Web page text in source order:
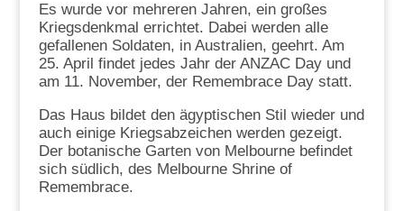
Es wurde vor mehreren Jahren, ein großes
Kriegsdenkmal errichtet. Dabei werden alle
gefallenen Soldaten, in Australien, geehrt. Am
25. April findet jedes Jahr der ANZAC Day und
am 11. November, der Remembrace Day statt.
Das Haus bildet den ägyptischen Stil wieder und
auch einige Kriegsabzeichen werden gezeigt.
Der botanische Garten von Melbourne befindet
sich südlich, des Melbourne Shrine of
Remembrace.